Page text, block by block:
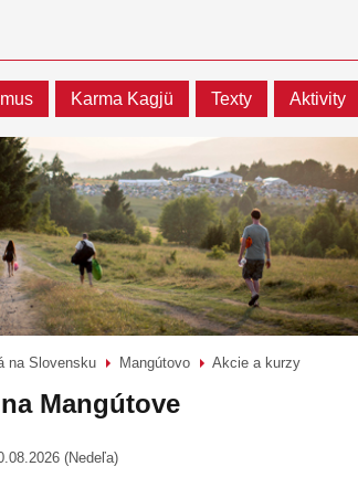
Karma Kagjü Texty Aktivity
na Slovensku Mangútovo Akcie a kurzy
Mangútove
(Nedeľa)